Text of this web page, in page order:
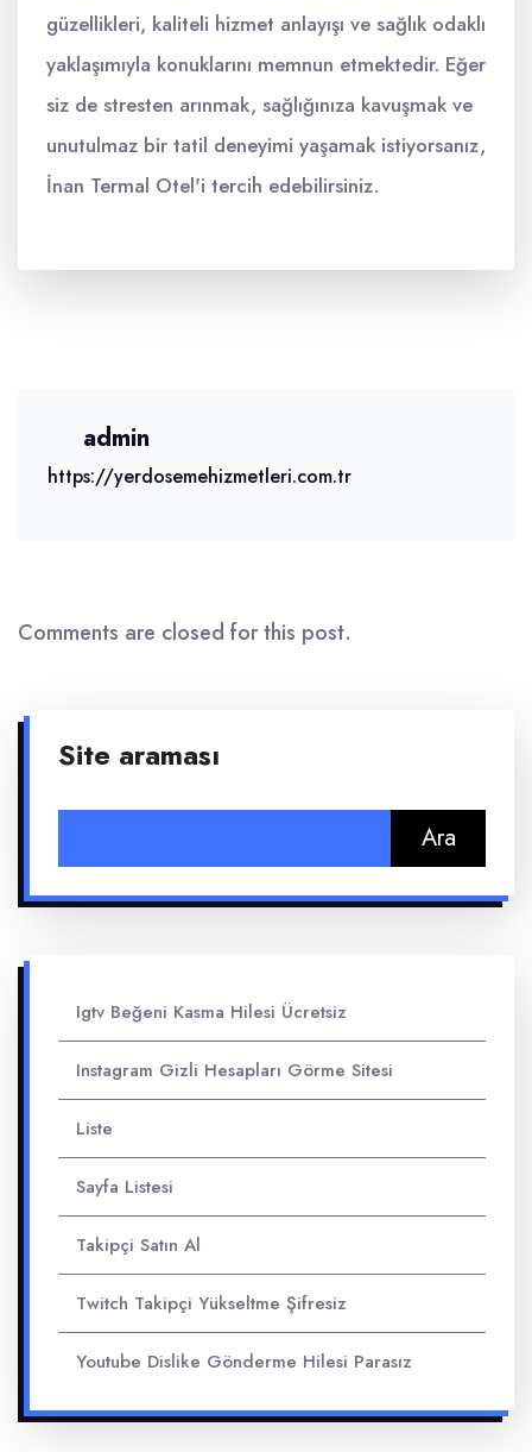
güzellikleri, kaliteli hizmet anlayışı ve sağlık odaklı
yaklaşımıyla konuklarını memnun etmektedir. Eğer
siz de stresten arınmak, sağlığınıza kavuşmak ve
unutulmaz bir tatil deneyimi yaşamak istiyorsanız,
İnan Termal Otel'i tercih edebilirsiniz.
admin
https://yerdosemehizmetleri.com.tr
Comments are closed for this post.
Site araması
Igtv Beğeni Kasma Hilesi Ücretsiz
Instagram Gizli Hesapları Görme Sitesi
Liste
Sayfa Listesi
Takipçi Satın Al
Twitch Takipçi Yükseltme Şifresiz
Youtube Dislike Gönderme Hilesi Parasız